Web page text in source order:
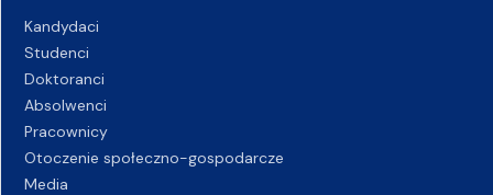
Kandydaci
Studenci
Doktoranci
Absolwenci
Pracownicy
Otoczenie społeczno-gospodarcze
Media